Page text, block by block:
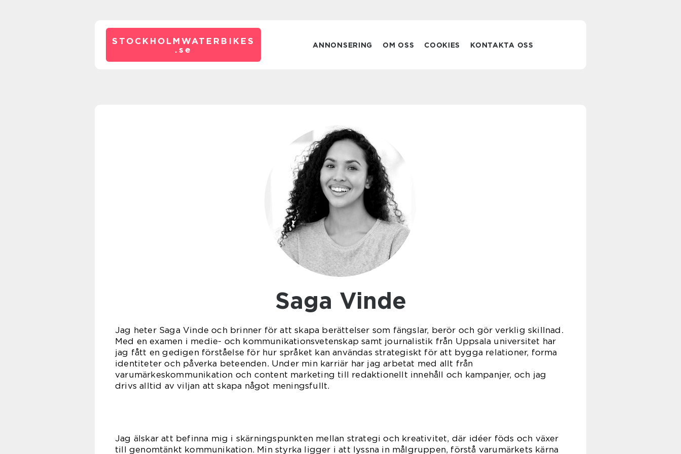
STOCKHOLMWATERBIKES
. se ANNONSERING OM OSS COOKIES KONTAKTA OSS
Saga Vinde
Jag heter Saga Vinde och brinner för att skapa berättelser som fängslar, berör och gör verklig skillnad.
Med en examen i medie- och kommunikationsvetenskap samt journalistik från Uppsala universitet har
jag fått en gedigen förståelse för hur språket kan användas strategiskt för att bygga relationer, forma
identiteter och påverka beteenden. Under min karriär har jag arbetat med allt från
varumärkeskommunikation och content marketing till redaktionellt innehåll och kampanjer, och jag
drivs alltid av viljan att skapa något meningsfullt.
Jag älskar att befinna mig i skärningspunkten mellan strategi och kreativitet, där idéer föds och växer
till genomtänkt kommunikation. Min styrka ligger i att lyssna in målgruppen, förstå varumärkets kärna